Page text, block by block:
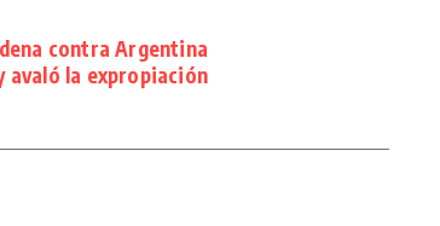
contra Argentina
avaló la expropiación